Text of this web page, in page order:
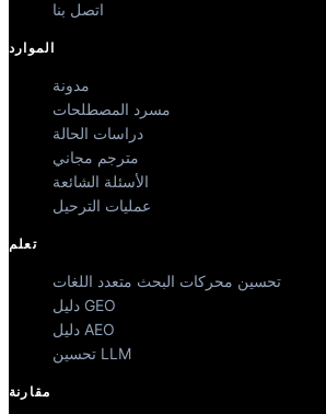
اتصل بنا
الموارد
مدونة
مسرد المصطلحات
دراسات الحالة
مترجم مجاني
الأسئلة الشائعة
عمليات الترحيل
تعلم
تحسين محركات البحث متعدد اللغات
دليل GEO
دليل AEO
تحسين LLM
مقارنة